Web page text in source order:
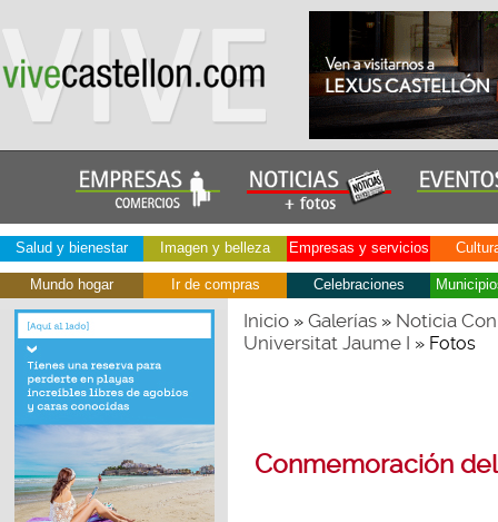
Salud y bienestar Imagen y belleza Empresas y servicios
Mundo hogar Ir de compras Celebraciones
Inicio» Galerías» Noticia
Universitat Jaume I » Fotos
Conmemoración